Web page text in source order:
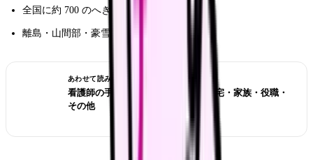
全国に約 700 のへき地医療拠点
離島・山間部・豪雪地帯などが該当
あわせて読みたい
看護師の手当 完全ガイド｜夜勤・住宅・家族・役職・
その他